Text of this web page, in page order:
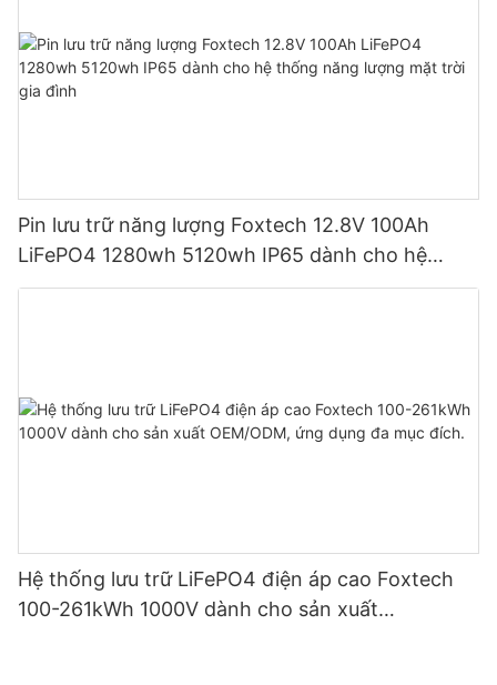
Pin lưu trữ năng lượng Foxtech 12.8V 100Ah
LiFePO4 1280wh 5120wh IP65 dành cho hệ
thống năng lượng mặt trời gia đình
Hệ thống lưu trữ LiFePO4 điện áp cao Foxtech
100-261kWh 1000V dành cho sản xuất